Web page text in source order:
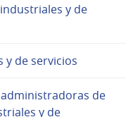
y de
y de servicios
de
y de